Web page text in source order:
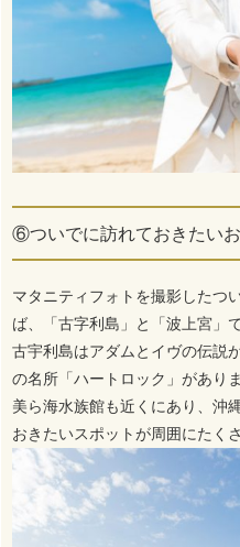
⑥ついでに訪れておきたい
マタニティフォトを撮影したつ
ば、「古字利島」と「波上宮」で
古宇利島はアダムとイヴの伝説
の名所「ハートロック」がありま
美ら海水族館も近くにあり、沖
おきたいスポットが周囲にたく